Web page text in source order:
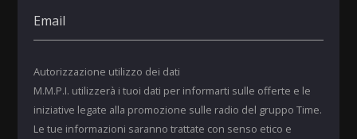
Autorizzazione utilizzo dei dati
M.M.P.I. utilizzerà i tuoi dati per informarti sulle offerte e le
iniziative legate alla promozione sulle radio del gruppo Time.
Le tue informazioni saranno trattate con senso etico e